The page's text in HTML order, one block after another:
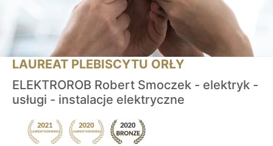
LAUREAT PLEBISCYTU ORŁY
ELEKTROROB Robert Smoczek - elektryk -
usługi - instalacje elektryczne